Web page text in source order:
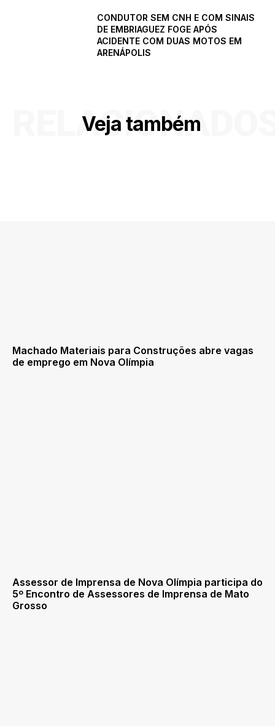
CONDUTOR SEM CNH E COM SINAIS
DE EMBRIAGUEZ FOGE APÓS
ACIDENTE COM DUAS MOTOS EM
ARENÁPOLIS
Veja também
Machado Materiais para Construções abre vagas
de emprego em Nova Olímpia
Assessor de Imprensa de Nova Olímpia participa do
5º Encontro de Assessores de Imprensa de Mato
Grosso